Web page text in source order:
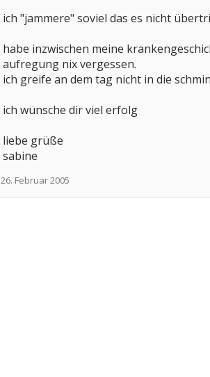
ich "jammere" soviel das es nicht
habe inzwischen meine
aufregung nix vergessen.
ich greife an dem tag nicht in die
ich wünsche dir viel erfolg
liebe grüße
sabine
26. Februar 2005